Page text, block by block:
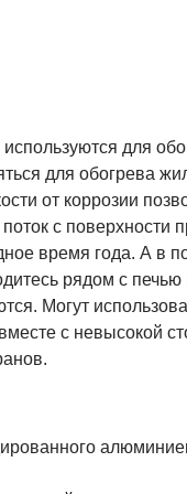
для
для обогрева
от коррозии
с поверхности
время года. А в
рядом с
Могут
с невысокой